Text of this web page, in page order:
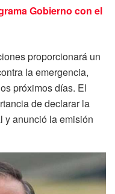
Gobierno con el
proporcionará un
la emergencia,
próximos días. El
de declarar la
y anunció la emisión